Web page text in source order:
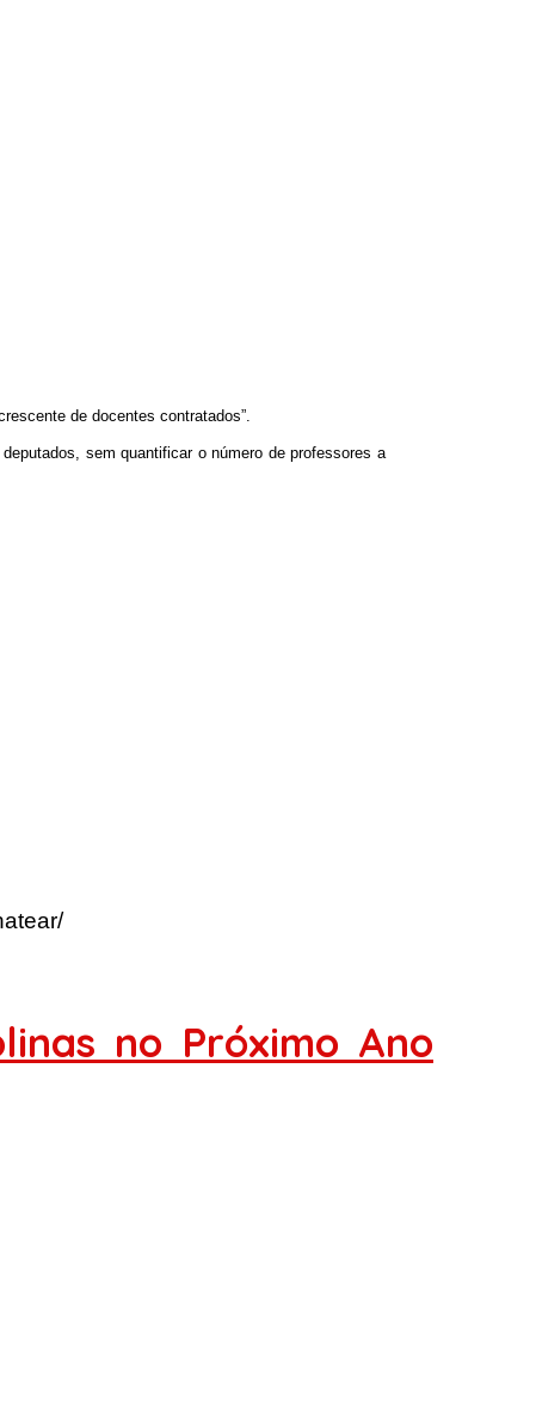
de docentes contratados”.
sem quantificar o número de professores a
no Próximo Ano